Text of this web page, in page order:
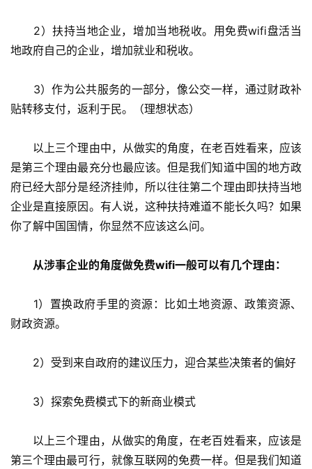
2）扶持当地企业，增加当地税收。用免费wifi盘活当
地政府自己的企业，增加就业和税收。
3）作为公共服务的一部分，像公交一样，通过财政补
贴转移支付，返利于民。（理想状态）
以上三个理由中，从做实的角度，在老百姓看来，应该
是第三个理由最充分也最应该。但是我们知道中国的地方政
府已经大部分是经济挂帅，所以往往第二个理由即扶持当地
企业是直接原因。有人说，这种扶持难道不能长久吗？如果
你了解中国国情，你显然不应该这么问。
从涉事企业的角度做免费wifi一般可以有几个理由：
1）置换政府手里的资源：比如土地资源、政策资源、
财政资源。
2）受到来自政府的建议压力，迎合某些决策者的偏好
3）探索免费模式下的新商业模式
以上三个理由，从做实的角度，在老百姓看来，应该是
第三个理由最可行，就像互联网的免费一样。但是我们知道